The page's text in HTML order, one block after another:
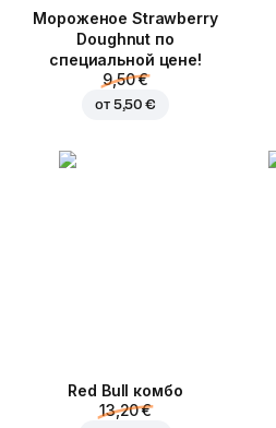
Мороженое Strawberry
Doughnut по
специальной цене!
9,50 €
от 5,50 €
Red Bull комбо
13,20 €